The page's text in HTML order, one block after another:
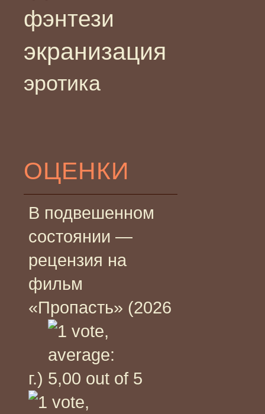
фэнтези
экранизация
эротика
ОЦЕНКИ
В подвешенном
состоянии —
рецензия на
фильм
«Пропасть» (2026
г.)